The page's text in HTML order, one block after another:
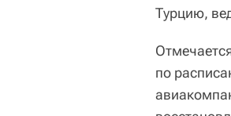
Турцию,
по